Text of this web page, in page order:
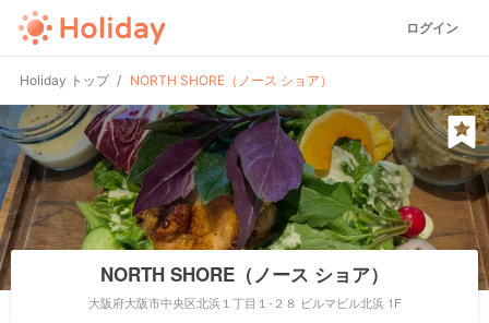
ログイン
Holiday トップ NORTH SHORE（ノース ショア）
NORTH SHORE（ノース ショア）
大阪府大阪市中央区北浜１丁目１-２８ ビルマビル北浜 1F